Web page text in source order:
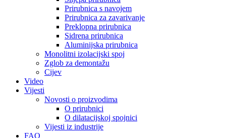
Prirubnica s navojem
Prirubnica za zavarivanje
Preklopna prirubnica
Sidrena prirubnica
Aluminijska prirubnica
Monolitni izolacijski spoj
Zglob za demontažu
Cijev
Video
Vijesti
Novosti o proizvodima
O prirubnici
O dilatacijskoj spojnici
Vijesti iz industrije
FAQ